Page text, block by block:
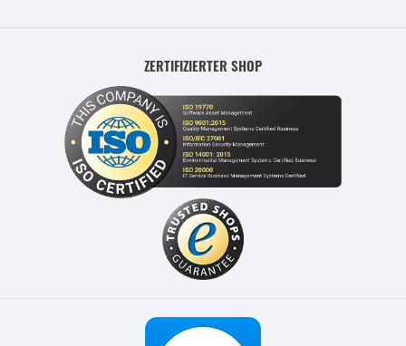
ZERTIFIZIERTER SHOP